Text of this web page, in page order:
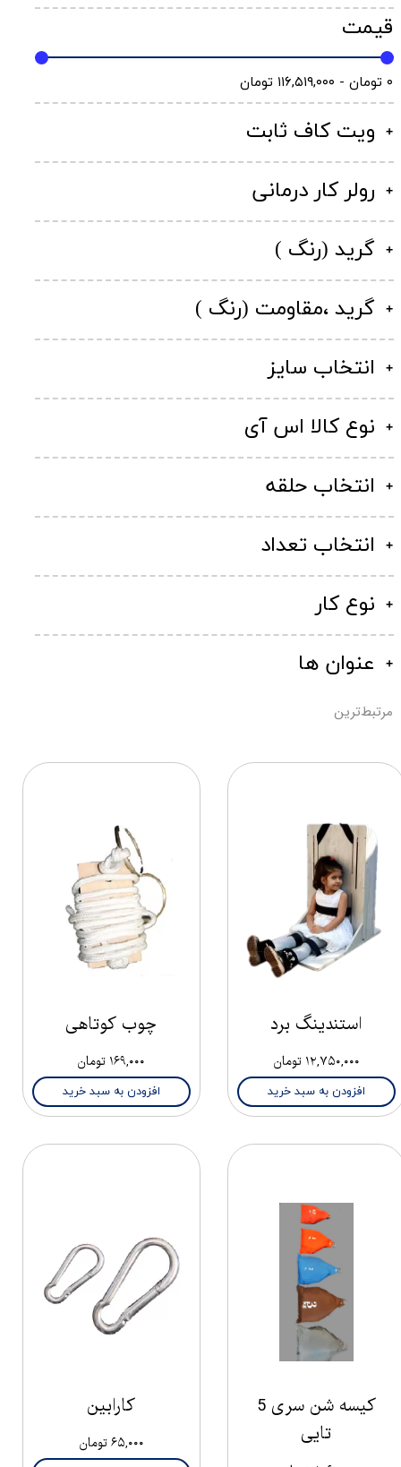
قیمت
۰ تومان - ۱۱۶,۵۱۹,۰۰۰ تومان
ویت کاف ثابت
رولر کار درمانی
گرید (رنگ )
گرید ،مقاومت (رنگ )
انتخاب سایز
نوع کالا اس آی
انتخاب حلقه
انتخاب تعداد
نوع کار
عنوان ها
مرتبط‌ترین
استندینگ برد
۱۲,۷۵۰,۰۰۰ تومان
افزودن به سبد خرید
چوب کوتاهی
۱۶۹,۰۰۰ تومان
افزودن به سبد خرید
کیسه شن سری 5
تایی
کارابین
۶۵,۰۰۰ تومان